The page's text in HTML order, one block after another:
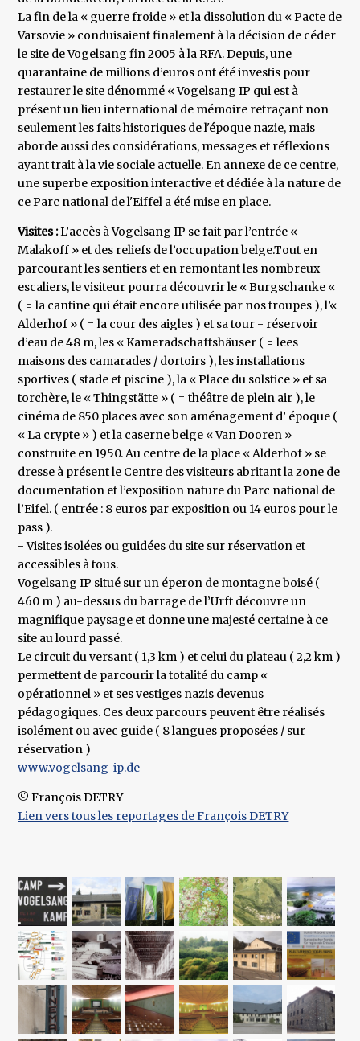
La fin de la « guerre froide » et la dissolution du « Pacte de
Varsovie » conduisaient finalement à la décision de céder
le site de Vogelsang fin 2005 à la RFA. Depuis, une
quarantaine de millions d’euros ont été investis pour
restaurer le site dénommé « Vogelsang IP qui est à
présent un lieu international de mémoire retraçant non
seulement les faits historiques de l'époque nazie, mais
aborde aussi des considérations, messages et réflexions
ayant trait à la vie sociale actuelle. En annexe de ce centre,
une superbe exposition interactive et dédiée à la nature de
ce Parc national de l'Eiffel a été mise en place.
Visites :L’accès à Vogelsang IP se fait par l’entrée «
Malakoff » et des reliefs de l’occupation belge.Tout en
parcourant les sentiers et en remontant les nombreux
escaliers, le visiteur pourra découvrir le « Burgschanke «
( = la cantine qui était encore utilisée par nos troupes ), l’«
Alderhof » ( = la cour des aigles ) et sa tour - réservoir
d’eau de 48 m, les « Kameradschaftshäuser ( = lees
maisons des camarades / dortoirs ), les installations
sportives ( stade et piscine ), la « Place du solstice » et sa
torchère, le « Thingstätte » ( = théâtre de plein air ), le
cinéma de 850 places avec son aménagement d’ époque (
« La crypte » ) et la caserne belge « Van Dooren »
construite en 1950. Au centre de la place « Alderhof » se
dresse à présent le Centre des visiteurs abritant la zone de
documentation et l’exposition nature du Parc national de
l’Eifel. ( entrée : 8 euros par exposition ou 14 euros pour le
pass ).
- Visites isolées ou guidées du site sur réservation et
accessibles à tous.
Vogelsang IP situé sur un éperon de montagne boisé (
460 m ) au-dessus du barrage de l’Urft découvre un
magnifique paysage et donne une majesté certaine à ce
site au lourd passé.
Le circuit du versant ( 1,3 km ) et celui du plateau ( 2,2 km )
permettent de parcourir la totalité du camp «
opérationnel » et ses vestiges nazis devenus
pédagogiques. Ces deux parcours peuvent être réalisés
isolément ou avec guide ( 8 langues proposées / sur
réservation )
www.vogelsang-ip.de
© François DETRY
Lien vers tous les reportages de François DETRY